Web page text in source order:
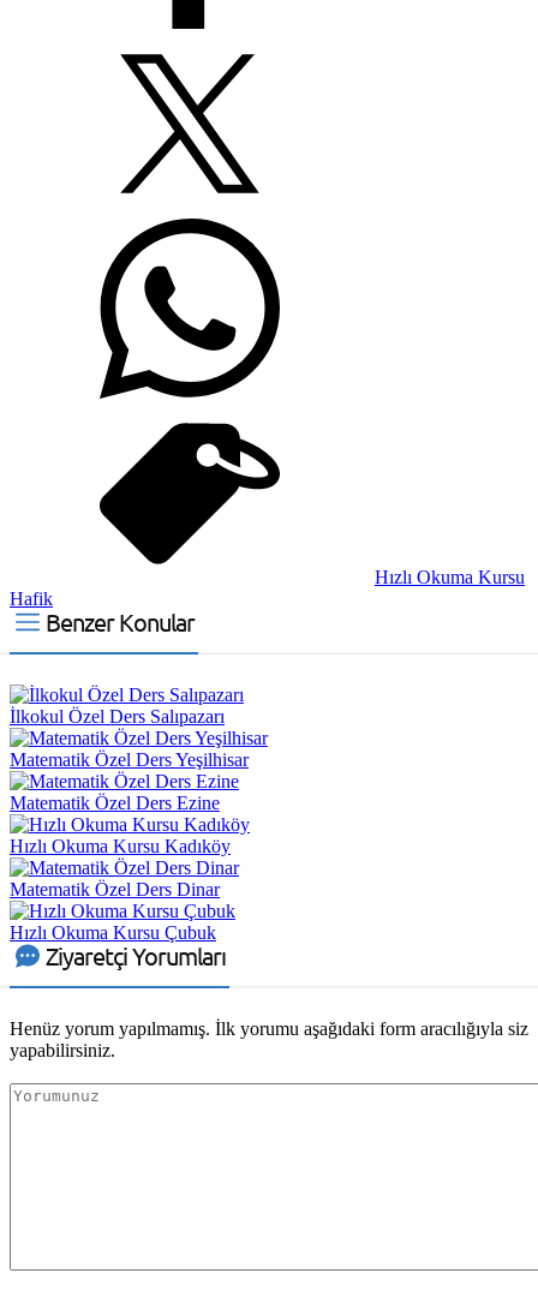
Hızlı Okuma Kursu
Hafik
Benzer Konular
İlkokul Özel Ders Salıpazarı
Matematik Özel Ders Yeşilhisar
Matematik Özel Ders Ezine
Hızlı Okuma Kursu Kadıköy
Matematik Özel Ders Dinar
Hızlı Okuma Kursu Çubuk
Ziyaretçi Yorumları
Henüz yorum yapılmamış. İlk yorumu aşağıdaki form aracılığıyla siz
yapabilirsiniz.